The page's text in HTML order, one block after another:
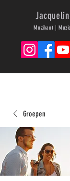
Muzikant |
Groepen